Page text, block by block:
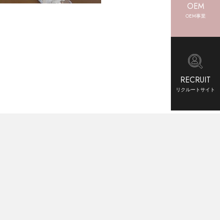
OEM
OEM事業
RECRUIT
リクルートサイト